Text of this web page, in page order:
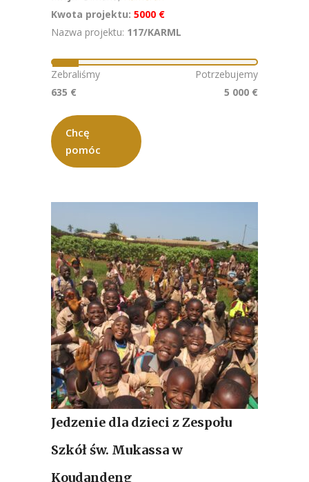
Kwota projektu: 5000 €
Nazwa projektu: 117/KARML
Chcę
pomóc
Zebraliśmy
635 €
Potrzebujemy
5 000 €
Jedzenie dla dzieci z Zespołu
Szkół św. Mukassa w
Koudandeng